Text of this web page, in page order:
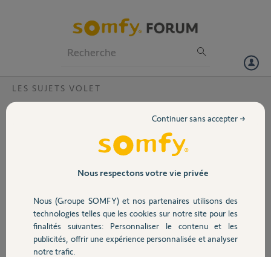
Volet
Sécurité
Domotique
LES SUJETS VOLET
remplacer inverseur Inis Keo montage en
Bonjour,
Chez moi tous les interrupteurs de
mes volets sont des inverseurs
Je souhaiterais savoir si je peux les
changer par d'autres commandes
plus modernes et pas trop chères
que je pourrais programmer aussi
pour diriger sur mon téléphone ?
Nous respectons votre vie privée
Nous (Groupe SOMFY) et nos partenaires utilisons des
technologies telles que les cookies sur notre site pour les
finalités suivantes: Personnaliser le contenu et les
publicités, offrir une expérience personnalisée et analyser
notre trafic.
Continuer sans accepter →